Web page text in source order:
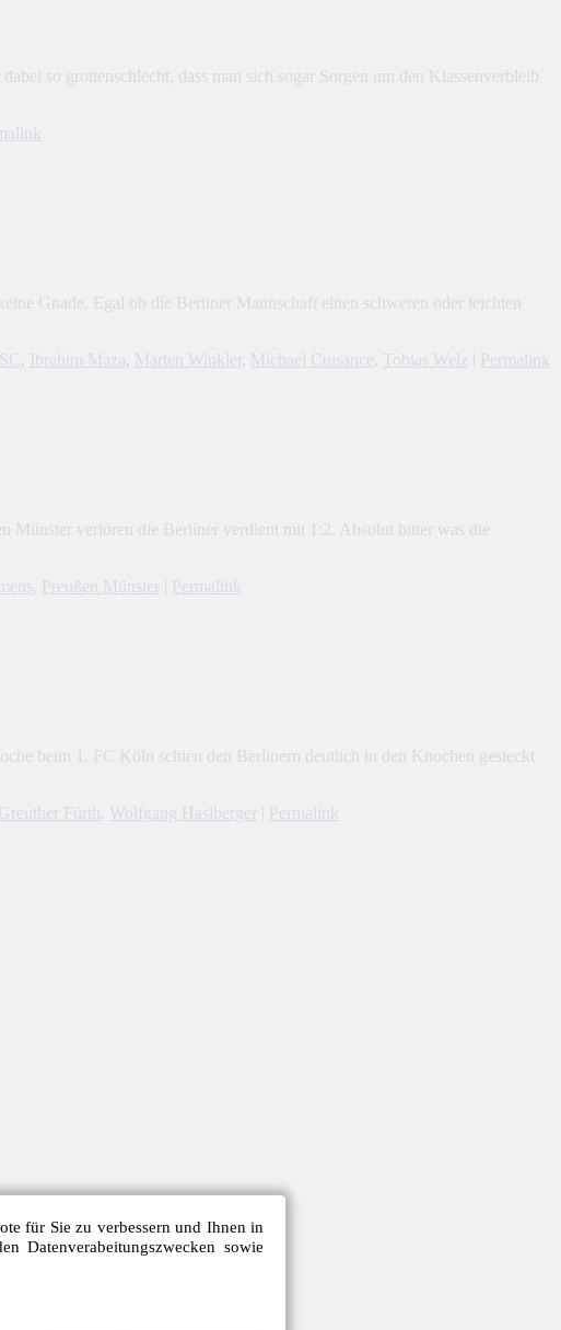
so grottenschlecht, dass man sich sogar Sorgen um den Klassenverbleib
Gnade. Egal ob die Berliner Mannschaft einen schweren oder leichten
Ibrahim Maza Marten Winkler Michael Cuisance Tobias Welz
Permalink
Münster verloren die Berliner verdient mit 1:2. Absolut bitter was die
Preußen Münster
Permalink
beim 1. FC Köln schien den Berlinern deutlich in den Knochen gesteckt
Fürth Wolfgang Haslberger
Permalink
für Sie zu verbessern und Ihnen in
Datenverabeitungszwecken sowie